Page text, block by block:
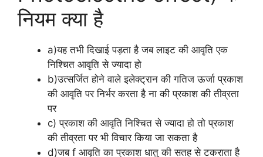
नियम क्या है
a)यह तभी दिखाई पड़ता है जब लाइट की आवृति एक
निश्चित आवृति से ज्यादा हो
b)उत्सर्जित होने वाले इलेक्ट्रान की गतिज ऊर्जा प्रकाश
की आवृति पर निर्भर करता है ना की प्रकाश की तीव्रता
पर
c) प्रकाश की आवृति निश्चित से ज्यादा हो तो प्रकाश
की तीव्रता पर भी विचार किया जा सकता है
d)जब f आवृति का प्रकाश धातु की सतह से टकराता है